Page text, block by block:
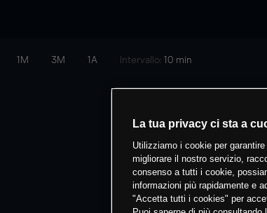
1M 3M 1A Intervallo: 10 min
La tua privacy ci sta a
Utilizziamo i cookie per
migliorare il nostro servizio,
consenso a tutti i cookie,
informazioni più rapidamente e
"Accetta tutti i cookies" per